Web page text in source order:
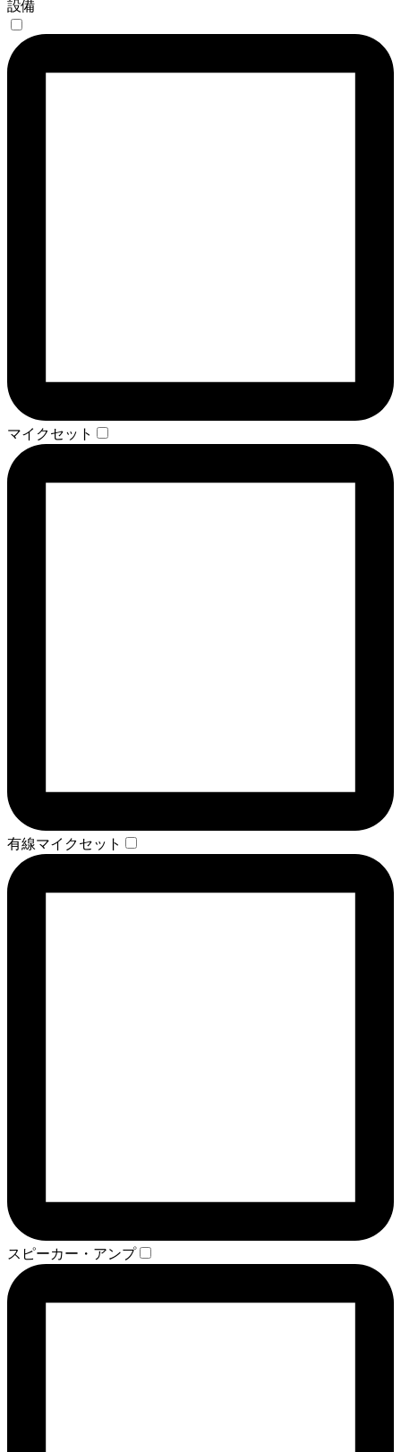
設備
マイクセット
有線マイクセット
スピーカー・アンプ